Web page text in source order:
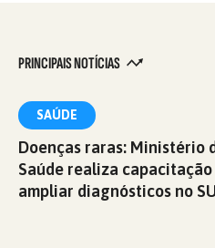
PRINCIPAIS NOTÍCIAS
SAÚDE
Doenças raras: Ministério
Saúde realiza
ampliar diagnósticos no